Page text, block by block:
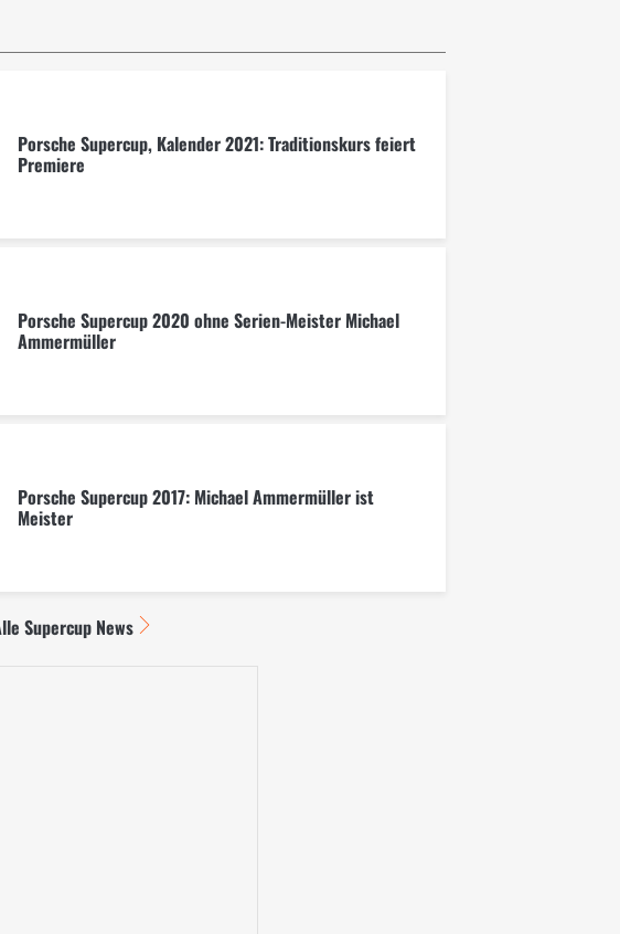
Porsche Supercup, Kalender 2021: Traditionskurs feiert
Premiere
Porsche Supercup 2020 ohne Serien-Meister Michael
Ammermüller
Porsche Supercup 2017: Michael Ammermüller ist
Meister
Supercup News